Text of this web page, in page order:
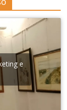
e